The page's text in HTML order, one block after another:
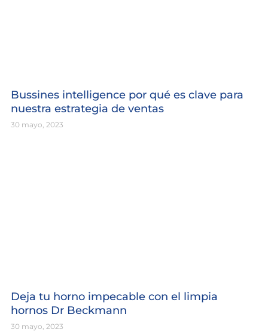
Bussines intelligence por qué es clave para
nuestra estrategia de ventas
30 mayo, 2023
Deja tu horno impecable con el limpia
hornos Dr Beckmann
30 mayo, 2023